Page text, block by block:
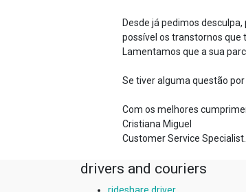
Desde já pedimos
possível os transtornos que
Lamentamos que a sua
Se tiver alguma questão
Com os melhores
Cristiana Miguel
Customer Service Specialist.
drivers and couriers